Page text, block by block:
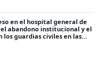
en el hospital general de
abandono institucional y el
los guardias civiles en las